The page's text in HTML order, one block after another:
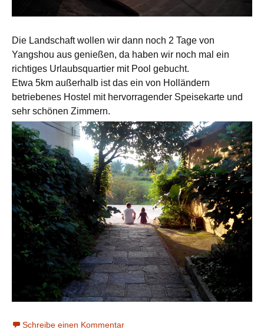
Die Landschaft wollen wir dann noch 2 Tage von
Yangshou aus genießen, da haben wir noch mal ein
richtiges Urlaubsquartier mit Pool gebucht.
Etwa 5km außerhalb ist das ein von Holländern
betriebenes Hostel mit hervorragender Speisekarte und
sehr schönen Zimmern.
Schreibe einen Kommentar